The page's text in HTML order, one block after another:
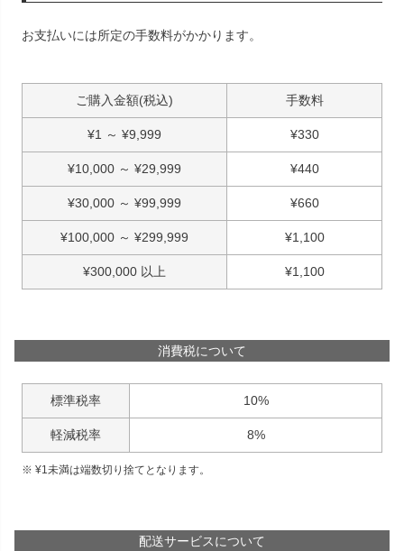
お支払いには所定の手数料がかかります。
ご購入金額(税込) 手数料
¥1 ～ ¥9,999 ¥330
¥10,000 ～ ¥29,999 ¥440
¥30,000 ～ ¥99,999 ¥660
¥100,000 ～ ¥299,999 ¥1,100
¥300,000 以上 ¥1,100
消費税について
標準税率 10%
軽減税率 8%
¥1 未満は端数切り捨てとなります。
配送サービスについて